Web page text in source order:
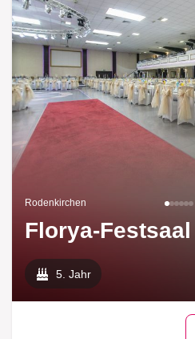
Rodenkirchen
Florya-Festsaal
5. Jahr